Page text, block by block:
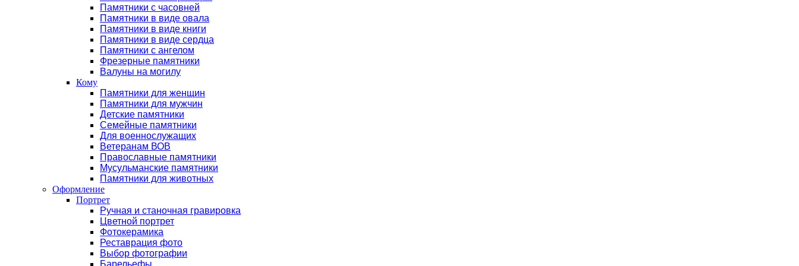
Памятники с часовней
Памятники в виде овала
Памятники в виде книги
Памятники в виде сердца
Памятники с ангелом
Фрезерные памятники
Валуны на могилу
Кому
Памятники для женщин
Памятники для мужчин
Детские памятники
Семейные памятники
Для военнослужащих
Ветеранам ВОВ
Православные памятники
Мусульманские памятники
Памятники для животных
Оформление
Портрет
Ручная и станочная гравировка
Цветной портрет
Фотокерамика
Реставрация фото
Выбор фотографии
Барельефы